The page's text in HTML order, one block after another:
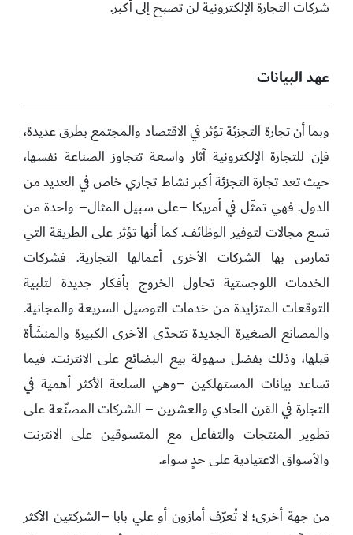
شركات التجارة الإلكترونية لن تصبح إلى أكبر.
عهد البيانات
وبما أن تجارة التجزئة تؤثر في الاقتصاد والمجتمع بطرق عديدة،
فإن للتجارة الإلكترونية آثار واسعة تتجاوز الصناعة نفسها،
حيث تعد تجارة التجزئة أكبر نشاط تجاري خاص في العديد من
الدول. فهي تمثّل في أمريكا –على سبيل المثال– واحدة من
تسع مجالات لتوفير الوظائف. كما أنها تؤثر على الطريقة التي
تمارس بها الشركات الأخرى أعمالها التجارية. فشركات
الخدمات اللوجستية تحاول الخروج بأفكار جديدة لتلبية
التوقعات المتزايدة من خدمات التوصيل السريعة والمجانية.
والمصانع الصغيرة الجديدة تتحدّى الأخرى الكبيرة والمنشَأة
قبلها، وذلك بفضل سهولة بيع البضائع على الانترنت. فيما
تساعد بيانات المستهلكين –وهي السلعة الأكثر أهمية في
التجارة في القرن الحادي والعشرين – الشركات المصنّعة على
تطوير المنتجات والتفاعل مع المتسوقين على الانترنت
والأسواق الاعتيادية على حدٍ سواء.
من جهة أخرى؛ لا تُعرّف أمازون أو علي بابا –الشركتين الأكثر